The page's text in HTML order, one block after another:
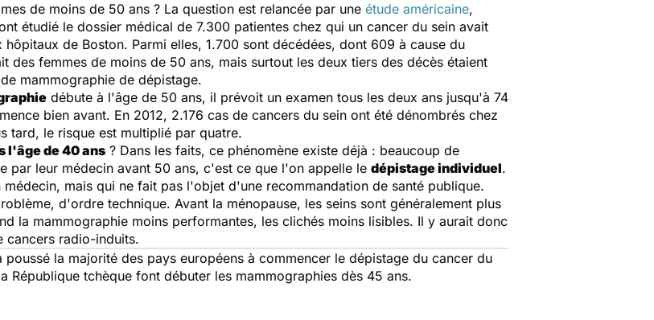
de moins de 50 ans ? La question est relancée par une étude américaine,
étudié le dossier médical de 7.300 patientes chez qui un cancer du sein avait
de Boston. Parmi elles, 1.700 sont décédées, dont 609 à cause du
des femmes de moins de 50 ans, mais surtout les deux tiers des décès étaient
mammographie de dépistage.
débute à l'âge de 50 ans, il prévoit un examen tous les deux ans jusqu'à 74
bien avant. En 2012, 2.176 cas de cancers du sein ont été dénombrés chez
tard, le risque est multiplié par quatre.
l'âge de 40 ans ? Dans les faits, ce phénomène existe déjà : beaucoup de
par leur médecin avant 50 ans, c'est ce que l'on appelle le dépistage individuel.
mais qui ne fait pas l'objet d'une recommandation de santé publique.
d'ordre technique. Avant la ménopause, les seins sont généralement plus
la mammographie moins performantes, les clichés moins lisibles. Il y aurait donc
cancers radio-induits.
la majorité des pays européens à commencer le dépistage du cancer du
République tchèque font débuter les mammographies dès 45 ans.